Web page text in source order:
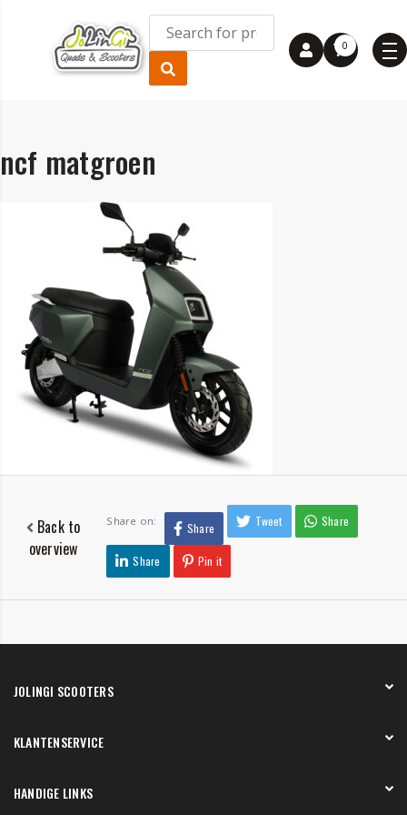
0
ncf matgroen
Back to
overview
Share on: Share Tweet Share
Share Pin it
JOLINGI SCOOTERS
Onze showroom
KLANTENSERVICE
Verzending en bezorging
HANDIGE LINKS